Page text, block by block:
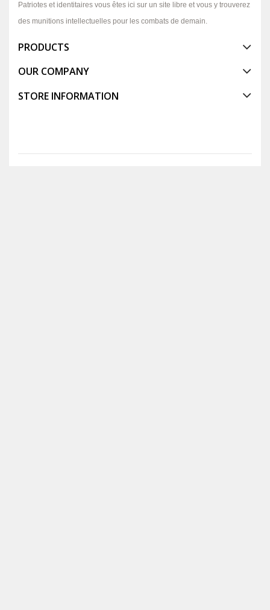
Patriotes et identitaires vous êtes ici sur un site libre et vous y trouverez
des munitions intellectuelles pour les combats de demain.
PRODUCTS
OUR COMPANY
STORE INFORMATION